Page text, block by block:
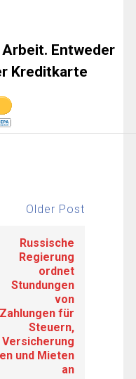
Entweder
Kreditkarte
Older Post
Russische
Regierung
ordnet
Stundungen
von
Zahlungen für
Steuern,
Versicherung
en und Mieten
an